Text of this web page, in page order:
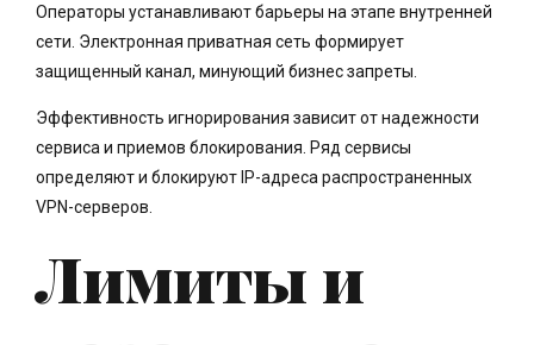
Операторы устанавливают барьеры на этапе внутренней
сети. Электронная приватная сеть формирует
защищенный канал, минующий бизнес запреты.
Эффективность игнорирования зависит от надежности
сервиса и приемов блокирования. Ряд сервисы
определяют и блокируют IP-адреса распространенных
VPN-серверов.
Лимиты и